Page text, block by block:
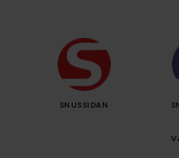
SNUSSIDAN